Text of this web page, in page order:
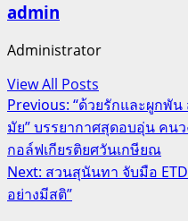
admin
Administrator
View All Posts
Post
navigation
Previous: “ด้วยรักและผูกพัน
มัย” บรรยากาศสุดอบอุ่น คน
กอล์ฟเกียรติยศวันเกษียณ
Next: สวนสุนันทา จับมือ
อย่างมีสติ”